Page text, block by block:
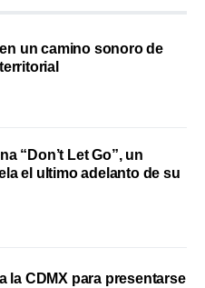
un camino sonoro de
“Don’t Let Go”, un
el ultimo adelanto de su
la CDMX para presentarse